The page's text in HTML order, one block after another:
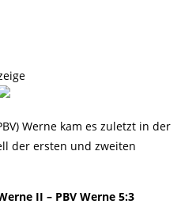
Werne kam es zuletzt in der
der ersten und zweiten
II – PBV Werne 5:3